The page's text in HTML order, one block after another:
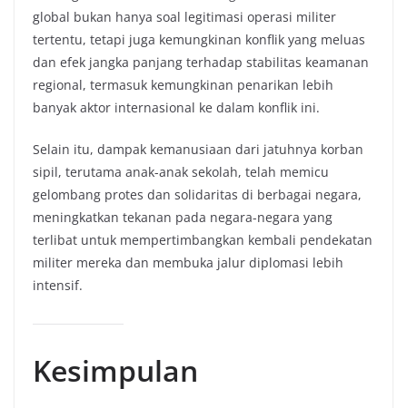
global bukan hanya soal legitimasi operasi militer
tertentu, tetapi juga kemungkinan konflik yang meluas
dan efek jangka panjang terhadap stabilitas keamanan
regional, termasuk kemungkinan penarikan lebih
banyak aktor internasional ke dalam konflik ini.
Selain itu, dampak kemanusiaan dari jatuhnya korban
sipil, terutama anak-anak sekolah, telah memicu
gelombang protes dan solidaritas di berbagai negara,
meningkatkan tekanan pada negara-negara yang
terlibat untuk mempertimbangkan kembali pendekatan
militer mereka dan membuka jalur diplomasi lebih
intensif.
Kesimpulan